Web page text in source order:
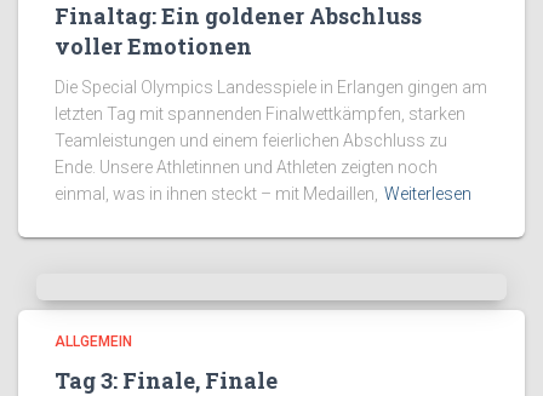
Finaltag: Ein goldener Abschluss
voller Emotionen
Die Special Olympics Landesspiele in Erlangen gingen am
letzten Tag mit spannenden Finalwettkämpfen, starken
Teamleistungen und einem feierlichen Abschluss zu
Ende. Unsere Athletinnen und Athleten zeigten noch
einmal, was in ihnen steckt – mit Medaillen, Weiterlesen
ALLGEMEIN
Tag 3: Finale, Finale